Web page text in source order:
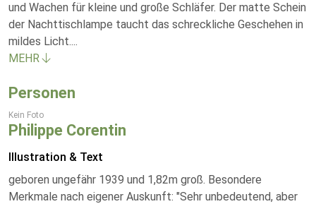
und Wachen für kleine und große Schläfer. Der matte Schein
der Nachttischlampe taucht das schreckliche Geschehen in
mildes Licht....
MEHR
Personen
Kein Foto
Philippe Corentin
Illustration & Text
geboren ungefähr 1939 und 1,82m groß. Besondere
Merkmale nach eigener Auskunft: "Sehr unbedeutend, aber